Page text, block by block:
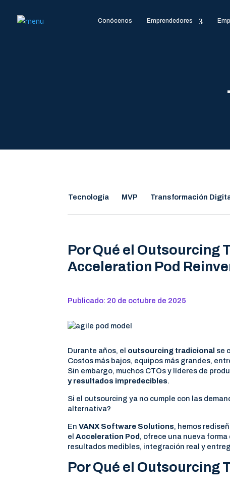
Conócenos Emprendedores
Tecnología MVP Transformación
Por Qué el Outsourcing
Acceleration Pod
Publicado: 20 de octubre de 2025
Durante años, el outsourcing tradicional se
Costos más bajos, equipos más grandes,
Sin embargo, muchos CTOs y líderes de
y resultados impredecibles.
Si el outsourcing ya no cumple con las
alternativa?
EnVANX Software Solutions, hemos
elAcceleration Pod , ofrece una nueva forma
resultados medibles, integración real y
Por Qué el Outsourcing